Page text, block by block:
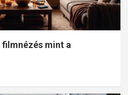
mint a